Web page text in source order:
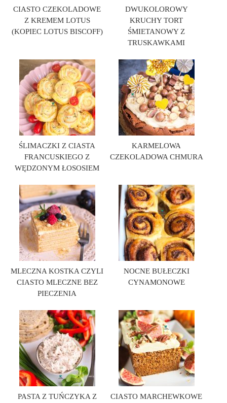
CIASTO CZEKOLADOWE
Z KREMEM LOTUS
(KOPIEC LOTUS BISCOFF)
DWUKOLOROWY
KRUCHY TORT
ŚMIETANOWY Z
TRUSKAWKAMI
ŚLIMACZKI Z CIASTA
FRANCUSKIEGO Z
WĘDZONYM ŁOSOSIEM
KARMELOWA
CZEKOLADOWA CHMURA
MLECZNA KOSTKA CZYLI
CIASTO MLECZNE BEZ
PIECZENIA
NOCNE BUŁECZKI
CYNAMONOWE
PASTA Z TUŃCZYKA Z
CIASTO MARCHEWKOWE